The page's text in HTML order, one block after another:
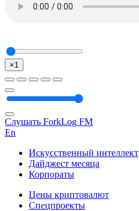
×1
Слушать ForkLog FM
En
Искусственный интеллект
Дайджест месяца
Корпораты
Цены криптовалют
Спецпроекты